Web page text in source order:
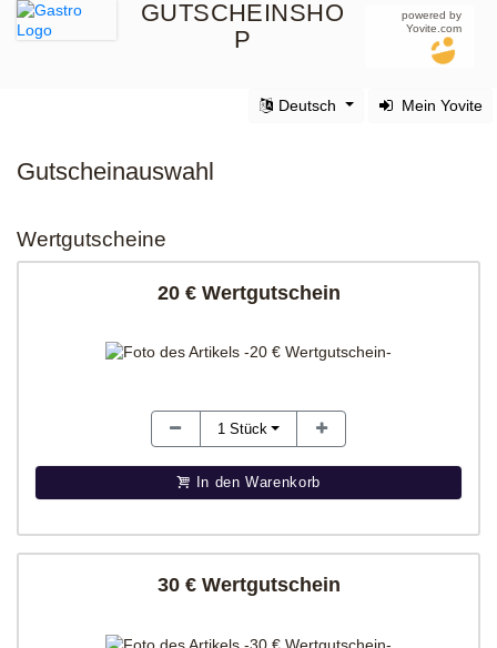
GUTSCHEINSHO
P
powered by
Yovite.com
Mein Yovite
Deutsch
Gutscheinauswahl
Wertgutscheine
20 € Wertgutschein
1 Stück
In den Warenkorb
30 € Wertgutschein